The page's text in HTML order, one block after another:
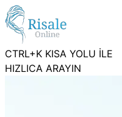
CTRL+K KISA YOLU İLE
HIZLICA ARAYIN